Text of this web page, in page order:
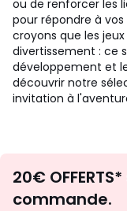
ou de renforcer les
pour répondre à
croyons que les
divertissement : ce
développement et
découvrir notre
invitation à
20€
commande.